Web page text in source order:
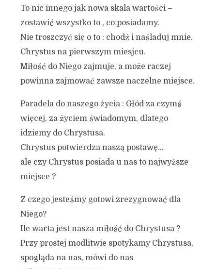
To nic innego jak nowa skala wartości –
zostawić wszystko to , co posiadamy.
Nie troszczyć się o to : chodź i naśladuj mnie.
Chrystus na pierwszym miesjcu.
Miłość do Niego zajmuje, a może raczej
powinna zajmować zawsze naczelne miejsce.
Paradela do naszego życia : Głód za czymś
więcej, za życiem świadomym, dlatego
idziemy do Chrystusa.
Chrystus potwierdza naszą postawę…
ale czy Chrystus posiada u nas to najwyższe
miejsce ?
Z czego jesteśmy gotowi zrezygnować dla
Niego?
Ile warta jest nasza miłość do Chrystusa ?
Przy prostej modlitwie spotykamy Chrystusa,
spogląda na nas, mówi do nas